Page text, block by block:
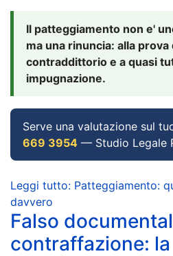
Il patteggiamento non e'
ma una rinuncia: alla prova
contraddittorio e a quasi
impugnazione.
Serve una valutazione sul
669 3954 — Studio Legale
Leggi tutto: Patteggiamento:
davvero
Falso
contraffazione: